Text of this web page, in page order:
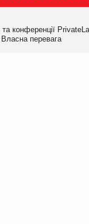
конференції
перевага